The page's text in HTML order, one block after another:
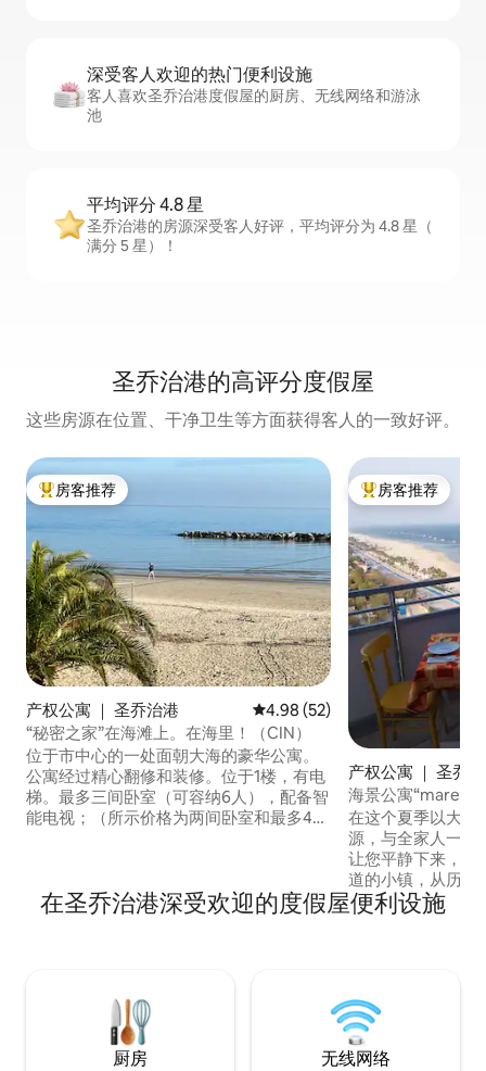
深受客人欢迎的热门便利设施
客人喜欢圣乔治港度假屋的厨房、无线网络和游泳
池
平均评分 4.8 星
圣乔治港的房源深受客人好评，平均评分为 4.8 星（
满分 5 星）！
圣乔治港的高评分度假屋
这些房源在位置、干净卫生等方面获得客人的一致好评。
热门「房客推荐」
房客推荐
产权公寓 ｜ 圣乔治港 平均评分 4.98 分（满分 5 分）
4.98 (52)
“秘密之家”在海滩上。在海里！（CIN）
位于市中心的一处面朝大海的豪华公寓。
公寓经过精心翻修和装修。位于1楼，有电
梯。最多三间卧室（可容纳6人），配备智
能电视；（所示价格为两间卧室和最多4人
丽的家具齐全的露台，“在沙滩上”。 （CIN
IT1090033C2Z35UBFP）
热门「房客推荐」
房客推荐
产权公寓 ｜ 圣乔
海景公寓
在这个夏季以大海
源，与全家人一起
让您平静下来，住
道的小镇，从历史
以参观和欣赏。 位于圣乔治（ San Giorgio
）经过翻修的摩天
在圣乔治港深受欢迎的度假屋便利设施
厨房 无线网络